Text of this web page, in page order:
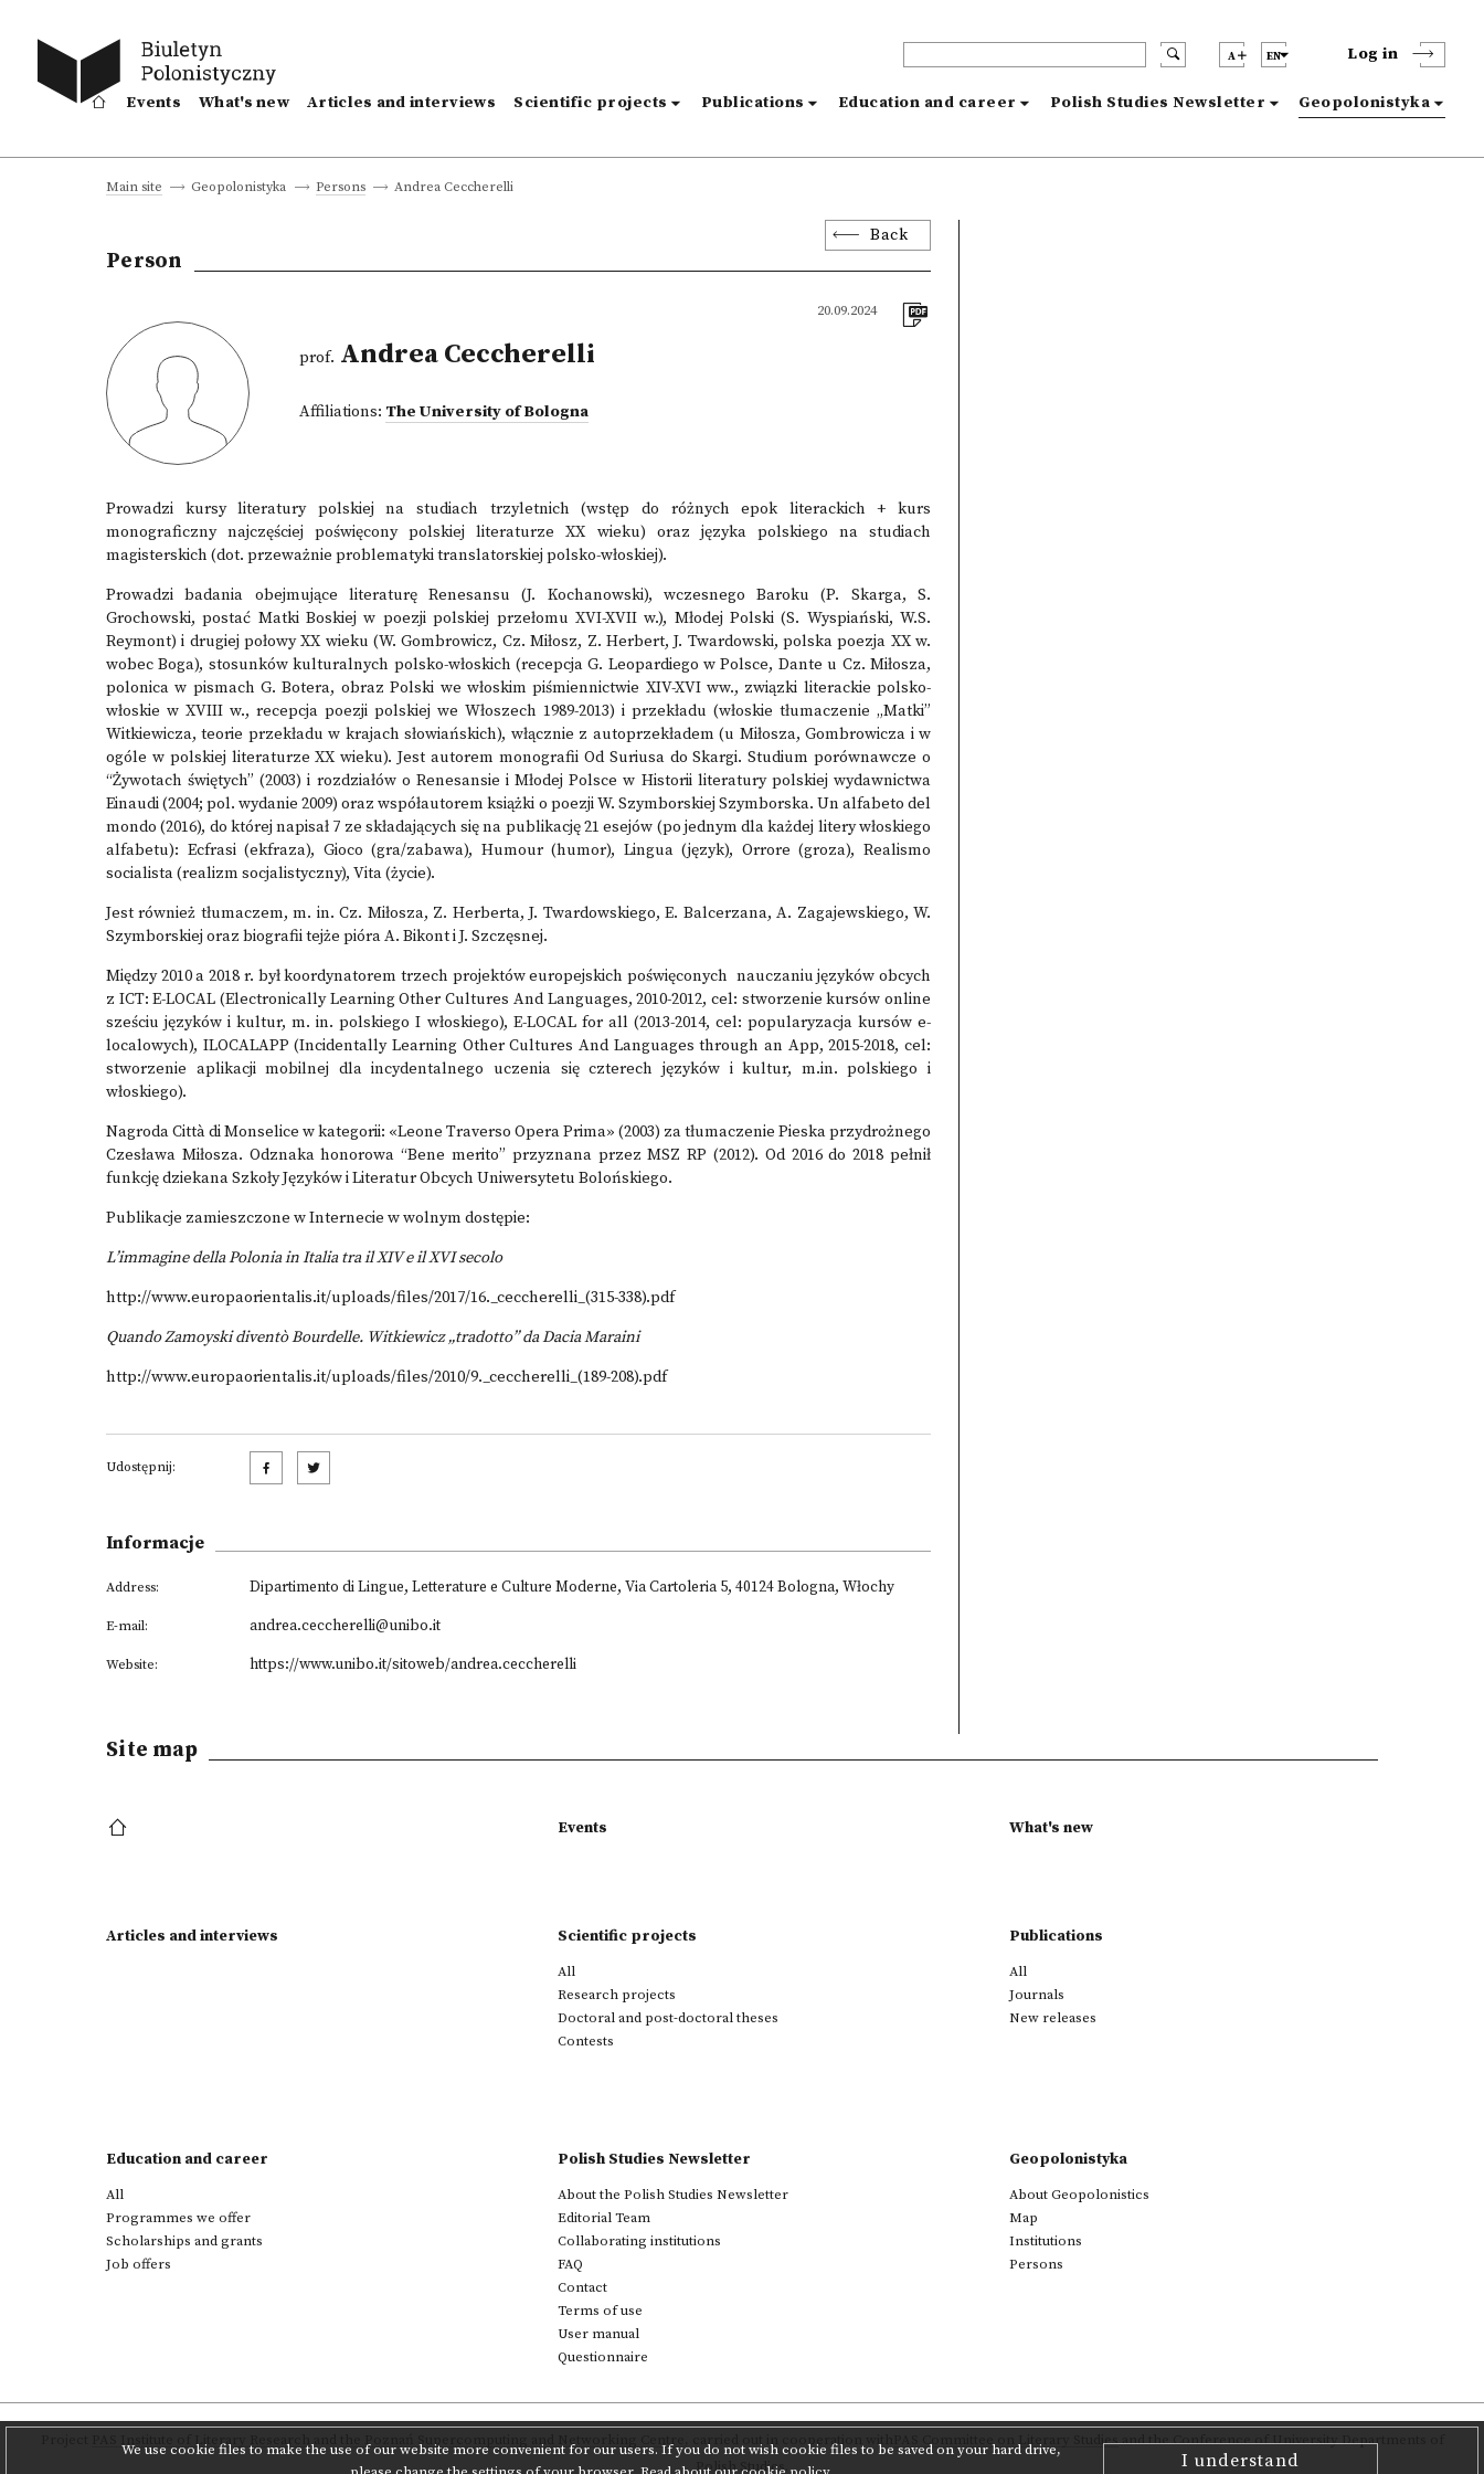
A EN Log in
Events What's new Articles and interviews Scientific projects Publications Education and career Polish Studies Newsletter Geopolonistyka
Main site Geopolonistyka Persons Andrea Ceccherelli
Back
Person
20.09.2024
prof. Andrea Ceccherelli
Affiliations: The University of Bologna
Prowadzi kursy literatury polskiej na studiach trzyletnich (wstęp do różnych epok literackich + kurs
monograficzny najczęściej poświęcony polskiej literaturze XX wieku) oraz języka polskiego na studiach
magisterskich (dot. przeważnie problematyki translatorskiej polsko-włoskiej).
Prowadzi badania obejmujące literaturę Renesansu (J. Kochanowski), wczesnego Baroku (P. Skarga, S.
Grochowski, postać Matki Boskiej w poezji polskiej przełomu XVI-XVII w.), Młodej Polski (S. Wyspiański, W.S.
Reymont) i drugiej połowy XX wieku (W. Gombrowicz, Cz. Miłosz, Z. Herbert, J. Twardowski, polska poezja XX w.
wobec Boga), stosunków kulturalnych polsko-włoskich (recepcja G. Leopardiego w Polsce, Dante u Cz. Miłosza,
polonica w pismach G. Botera, obraz Polski we włoskim piśmiennictwie XIV-XVI ww., związki literackie polsko-
włoskie w XVIII w., recepcja poezji polskiej we Włoszech 1989-2013) i przekładu (włoskie tłumaczenie „Matki”
Witkiewicza, teorie przekładu w krajach słowiańskich), włącznie z autoprzekładem (u Miłosza, Gombrowicza i w
ogóle w polskiej literaturze XX wieku). Jest autorem monografii Od Suriusa do Skargi. Studium porównawcze o
“Żywotach świętych” (2003) i rozdziałów o Renesansie i Młodej Polsce w Historii literatury polskiej wydawnictwa
Einaudi (2004; pol. wydanie 2009) oraz współautorem książki o poezji W. Szymborskiej Szymborska. Un alfabeto del
mondo (2016), do której napisał 7 ze składających się na publikację 21 esejów (po jednym dla każdej litery włoskiego
alfabetu): Ecfrasi (ekfraza), Gioco (gra/zabawa), Humour (humor), Lingua (język), Orrore (groza), Realismo
socialista (realizm socjalistyczny), Vita (życie).
Jest również tłumaczem, m. in. Cz. Miłosza, Z. Herberta, J. Twardowskiego, E. Balcerzana, A. Zagajewskiego, W.
Szymborskiej oraz biografii tejże pióra A. Bikont i J. Szczęsnej.
Między 2010 a 2018 r. był koordynatorem trzech projektów europejskich poświęconych nauczaniu języków obcych
z ICT: E-LOCAL (Electronically Learning Other Cultures And Languages, 2010-2012, cel: stworzenie kursów online
sześciu języków i kultur, m. in. polskiego I włoskiego), E-LOCAL for all (2013-2014, cel: popularyzacja kursów e-
localowych), ILOCALAPP (Incidentally Learning Other Cultures And Languages through an App, 2015-2018, cel:
stworzenie aplikacji mobilnej dla incydentalnego uczenia się czterech języków i kultur, m.in. polskiego i
włoskiego).
Nagroda Città di Monselice w kategorii: «Leone Traverso Opera Prima» (2003) za tłumaczenie Pieska przydrożnego
Czesława Miłosza. Odznaka honorowa “Bene merito” przyznana przez MSZ RP (2012). Od 2016 do 2018 pełnił
funkcję dziekana Szkoły Języków i Literatur Obcych Uniwersytetu Bolońskiego.
Publikacje zamieszczone w Internecie w wolnym dostępie:
L’immagine della Polonia in Italia tra il XIV e il XVI secolo
http://www.europaorientalis.it/uploads/files/2017/16._ceccherelli_(315-338).pdf
Quando Zamoyski diventò Bourdelle. Witkiewicz „tradotto” da Dacia Maraini
http://www.europaorientalis.it/uploads/files/2010/9._ceccherelli_(189-208).pdf
Udostępnij:
Informacje
Address: Dipartimento di Lingue, Letterature e Culture Moderne, Via Cartoleria 5, 40124 Bologna, Włochy
E-mail: andrea.ceccherelli@unibo.it
Website: https://www.unibo.it/sitoweb/andrea.ceccherelli
We use cookie files to make the use of our website more convenient for our users. If you do not wish cookie files to be saved on your hard drive,
I understand
Site map
Events What's new
Articles and interviews Scientific projects
All
Research projects
Doctoral and post-doctoral theses
Contests
Publications
All
Journals
New releases
Education and career
All
Programmes we offer
Scholarships and grants
Job offers
Polish Studies Newsletter
About the Polish Studies Newsletter
Editorial Team
Collaborating institutions
FAQ
Contact
Terms of use
User manual
Questionnaire
Geopolonistyka
About Geopolonistics
Map
Institutions
Persons
PAS Institute of Literary Research carried out in cooperation with PAS Committee on Literary Studiesand the Conference of University Departments of
Polish Studies.